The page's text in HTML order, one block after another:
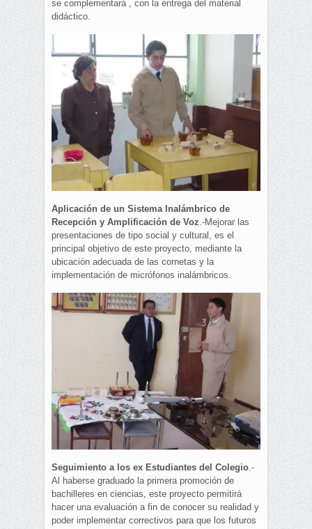
se complementará , con la entrega del material
didáctico.
Aplicación de un Sistema Inalámbrico de
Recepción y Amplificación de Voz.-Mejorar las
presentaciones de tipo social y cultural, es el
principal objetivo de este proyecto, mediante la
ubicación adecuada de las cornetas y la
implementación de micrófonos inalámbricos.
Seguimiento a los ex Estudiantes del Colegio.-
Al haberse graduado la primera promoción de
bachilleres en ciencias, este proyecto permitirá
hacer una evaluación a fin de conocer su realidad y
poder implementar correctivos para que los futuros